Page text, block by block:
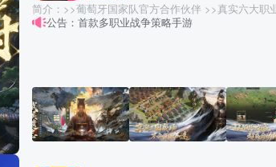
简介：>>葡萄牙国家队官方合作伙伴 >>真实六大职
用户免费送孙策、徐盛、蔡文姬、貂蝉+125抽 >>全
出多种精彩配合与战役，或火烧连营八百里，或奇
通过谋略感受千变万化的三国沙盘战场，让策略游
将。 此外，《三国：谋定天下》在长线运营和公平
资源、不卖加速、不锁卡、没有VIP。这，将带给你
动人心的游戏体验！ 【六大职业 让沙盘策略更好玩】 身处三国乱世，你可以扮
公告：首款多职业战争策略手游